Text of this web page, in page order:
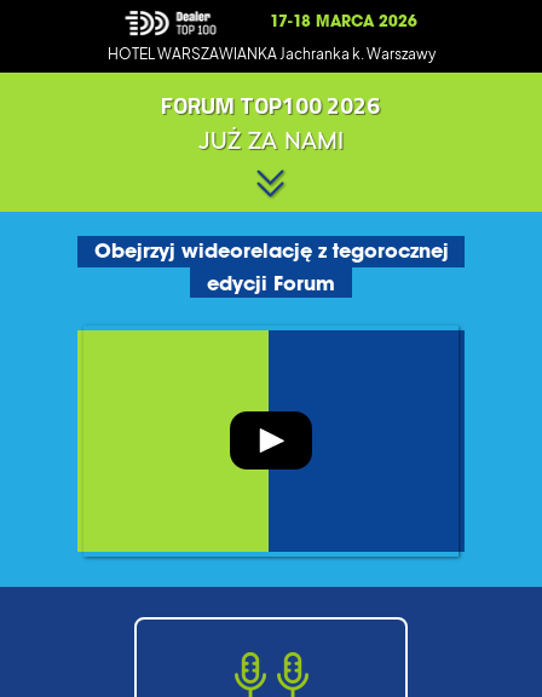
HOTEL WARSZAWIANKA Jachranka k. Warszawy
17-18 MARCA 2026
JUŻ ZA NAMI
FORUM TOP100 2026
Obejrzyj wideorelację z tegorocznej
edycji Forum